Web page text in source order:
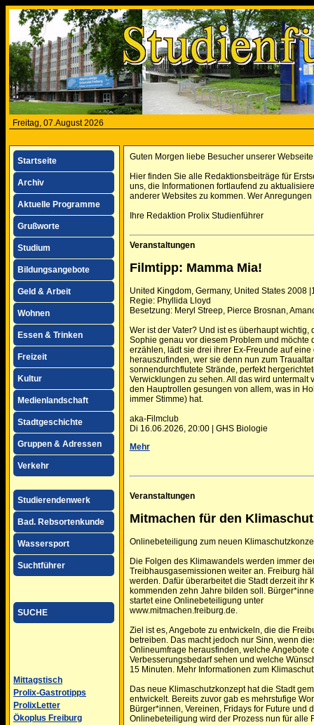
Freitag, 07.August 2026
Startseite
Archiv
Aktuelle Programme
Grußworte
Studium
Bildungsangebote
Geld & Arbeit
Wohnen
Essen & Trinken
Freizeit
Kultur
Medienlandschaft
Stadtgeschichte
Gruppen & Adressen
Verkehr
Studierendenwerk
Bad. Rebsortenkunde
Wassersport
Suchtführer
SUCHE
Mittagstisch
Prolix-Gastrotipps
ProlixLetter
Ökoplus Freiburg
Guten Morgen liebe Besucher unserer
Hier finden Sie alle Redaktionsbeiträge für
uns, die Informationen fortlaufend zu
anderer Websites zu kommen. Wer
Ihre Redaktion Prolix Studienführer
Veranstaltungen
Filmtipp: Mamma Mia!
United Kingdom, Germany, United States 2008
Regie: Phyllida Lloyd
Besetzung: Meryl Streep, Pierce Brosnan,
Wer ist der Vater? Und ist es überhaupt
Sophie genau vor diesem Problem und möchte
erzählen, lädt sie drei ihrer Ex-Freunde auf
herauszufinden, wer sie denn nun zum
sonnendurchflutete Strände, perfekt
Verwicklungen zu sehen. All das wird untermalt
den Hauptrollen gesungen von allem, was in
immer Stimme) hat.
aka-Filmclub
Di 16.06.2026, 20:00 | GHS Biologie
Mehr
Veranstaltungen
Mitmachen für den
Onlinebeteiligung zum neuen
Die Folgen des Klimawandels werden immer
Treibhausgasemissionen weiter an. Freiburg
werden. Dafür überarbeitet die Stadt derzeit ihr
kommenden zehn Jahre bilden soll.
startet eine Onlinebeteiligung unter
www.mitmachen.freiburg.de.
Ziel ist es, Angebote zu entwickeln, die die
betreiben. Das macht jedoch nur Sinn, wenn
Onlineumfrage herausfinden, welche
Verbesserungsbedarf sehen und welche
15 Minuten. Mehr Informationen zum
Das neue Klimaschutzkonzept hat die Stadt
entwickelt. Bereits zuvor gab es mehrstufige
Bürger*innen, Vereinen, Fridays for Future und
Onlinebeteiligung wird der Prozess nun für alle